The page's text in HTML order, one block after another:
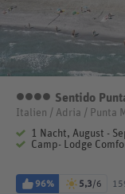
4 Sterne
Sentido
Italien / Adria / Punta
1 Nacht, August -
Camp- Lodge
96% 5,3/6